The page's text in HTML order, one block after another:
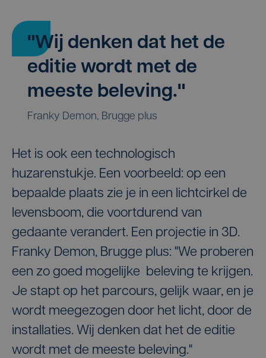
"Wij denken dat het de
editie wordt met de
meeste beleving."
Franky Demon, Brugge plus
Het is ook een technologisch
huzarenstukje. Een voorbeeld: op een
bepaalde plaats zie je in een lichtcirkel de
levensboom, die voortdurend van
gedaante verandert. Een projectie in 3D.
Franky Demon, Brugge plus: "We proberen
een zo goed mogelijke beleving te krijgen.
Je stapt op het parcours, gelijk waar, en je
wordt meegezogen door het licht, door de
installaties. Wij denken dat het de editie
wordt met de meeste beleving."